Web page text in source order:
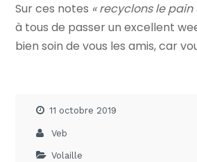
Sur ces notes « recyclons le pain
à tous de passer un excellent
bien soin de vous les amis, car
11 octobre 2019
Veb
Volaille